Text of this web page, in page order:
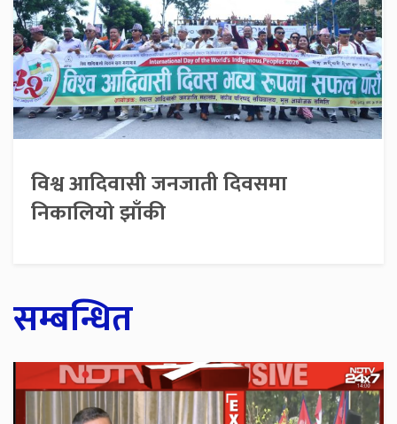
विश्व आदिवासी जनजाती दिवसमा
निकालियो झाँकी
सम्बन्धित